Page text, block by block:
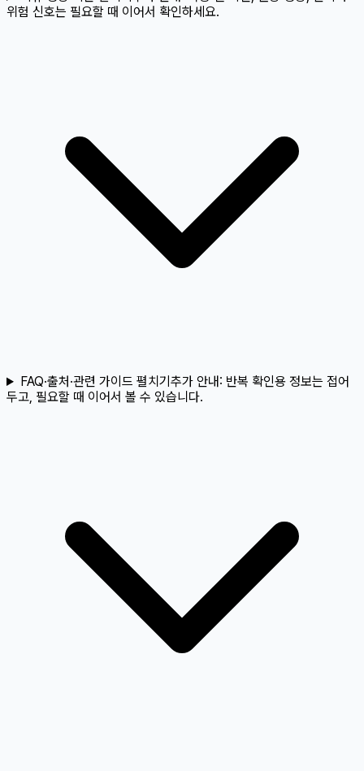
위험 신호는 필요할 때 이어서 확인하세요.
FAQ·출처·관련 가이드 펼치기추가 안내: 반복 확인용 정보는 접어
두고, 필요할 때 이어서 볼 수 있습니다.